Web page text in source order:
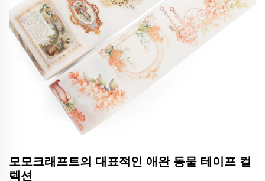
모모크래프트의 대표적인 애완 동물 테이프 컬
렉션